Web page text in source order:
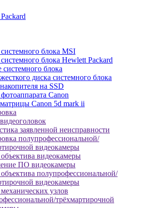
блока MSI
блока Hewlett Packard
системного блока
диска системного блока
на SSD
Canon
Canon 5d mark ii
заявленной неисправности
полупрофессиональной/
видеокамеры
видеокамеры
ПО видеокамеры
полупрофессиональной/
видеокамеры
узлов
трёхмартирочной